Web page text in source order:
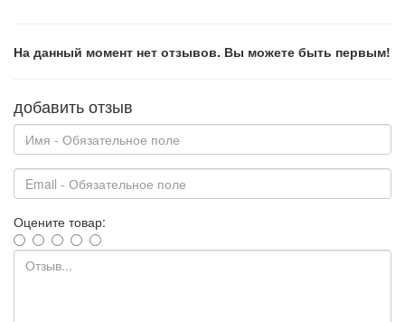
На данный момент нет отзывов. Вы можете быть первым!
добавить отзыв
Оцените товар: